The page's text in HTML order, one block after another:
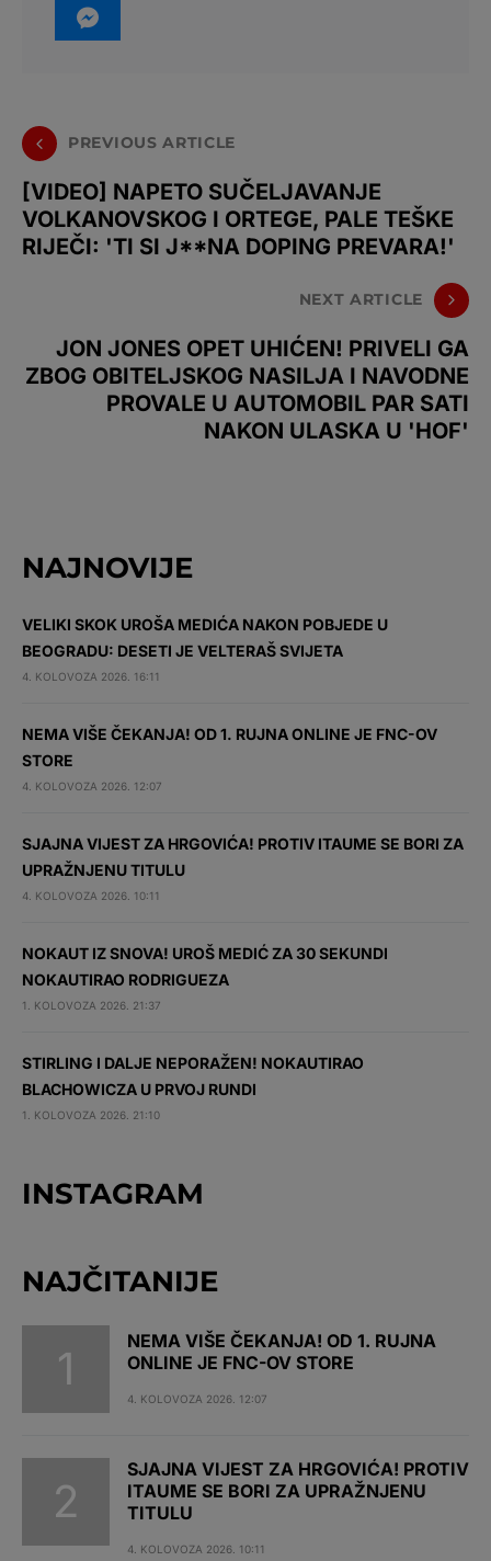
PREVIOUS ARTICLE
[VIDEO] NAPETO SUČELJAVANJE
VOLKANOVSKOG I ORTEGE, PALE TEŠKE
RIJEČI: 'TI SI J**NA DOPING PREVARA!'
NEXT ARTICLE
JON JONES OPET UHIĆEN! PRIVELI GA
ZBOG OBITELJSKOG NASILJA I NAVODNE
PROVALE U AUTOMOBIL PAR SATI
NAKON ULASKA U 'HOF'
NAJNOVIJE
VELIKI SKOK UROŠA MEDIĆA NAKON POBJEDE U
BEOGRADU: DESETI JE VELTERAŠ SVIJETA
4. KOLOVOZA 2026. 16:11
NEMA VIŠE ČEKANJA! OD 1. RUJNA ONLINE JE FNC-OV
STORE
4. KOLOVOZA 2026. 12:07
SJAJNA VIJEST ZA HRGOVIĆA! PROTIV ITAUME SE BORI ZA
UPRAŽNJENU TITULU
4. KOLOVOZA 2026. 10:11
NOKAUT IZ SNOVA! UROŠ MEDIĆ ZA 30 SEKUNDI
NOKAUTIRAO RODRIGUEZA
1. KOLOVOZA 2026. 21:37
STIRLING I DALJE NEPORAŽEN! NOKAUTIRAO
BLACHOWICZA U PRVOJ RUNDI
1. KOLOVOZA 2026. 21:10
INSTAGRAM
NAJČITANIJE
NEMA VIŠE ČEKANJA! OD 1. RUJNA
ONLINE JE FNC-OV STORE
4. KOLOVOZA 2026. 12:07
SJAJNA VIJEST ZA HRGOVIĆA! PROTIV
ITAUME SE BORI ZA UPRAŽNJENU
TITULU
4. KOLOVOZA 2026. 10:11